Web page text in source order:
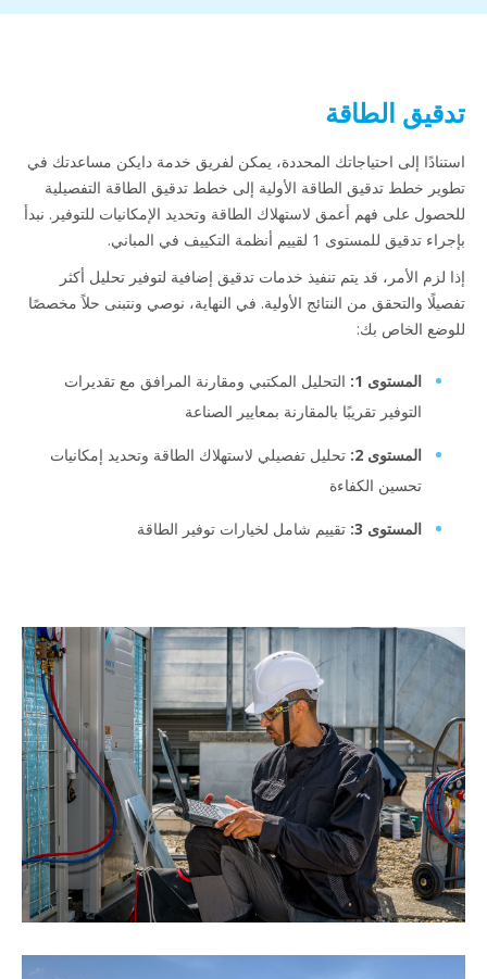
تدقيق الطاقة
استنادًا إلى احتياجاتك المحددة، يمكن لفريق خدمة دايكن مساعدتك في
تطوير خطط تدقيق الطاقة الأولية إلى خطط تدقيق الطاقة التفصيلية
للحصول على فهم أعمق لاستهلاك الطاقة وتحديد الإمكانيات للتوفير. نبدأ
بإجراء تدقيق للمستوى 1 لقييم أنظمة التكييف في المباني.
إذا لزم الأمر، قد يتم تنفيذ خدمات تدقيق إضافية لتوفير تحليل أكثر
تفصيلًا والتحقق من النتائج الأولية. في النهاية، نوصي ونتبنى حلاً مخصصًا
للوضع الخاص بك:
المستوى 1:
التحليل المكتبي ومقارنة المرافق مع تقديرات
التوفير تقريبًا بالمقارنة بمعايير الصناعة
المستوى 2:
تحليل تفصيلي لاستهلاك الطاقة وتحديد إمكانيات
تحسين الكفاءة
المستوى 3: تقييم شامل لخيارات توفير الطاقة